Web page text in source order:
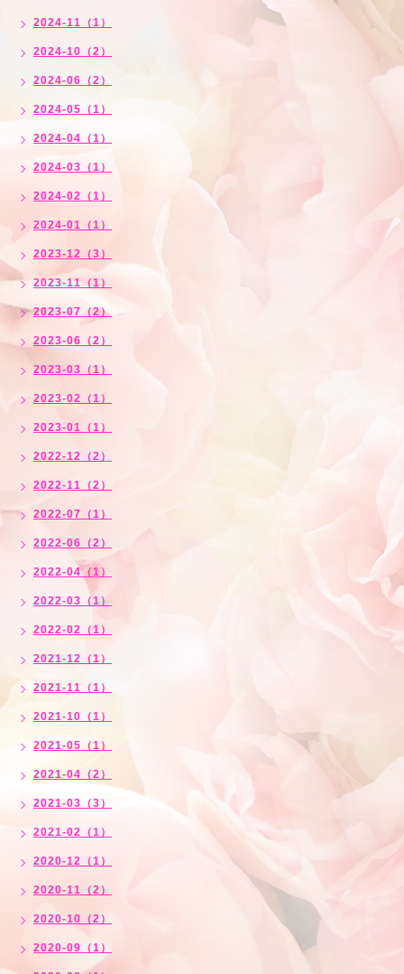
2024-11（1）
2024-10（2）
2024-06（2）
2024-05（1）
2024-04（1）
2024-03（1）
2024-02（1）
2024-01（1）
2023-12（3）
2023-11（1）
2023-07（2）
2023-06（2）
2023-03（1）
2023-02（1）
2023-01（1）
2022-12（2）
2022-11（2）
2022-07（1）
2022-06（2）
2022-04（1）
2022-03（1）
2022-02（1）
2021-12（1）
2021-11（1）
2021-10（1）
2021-05（1）
2021-04（2）
2021-03（3）
2021-02（1）
2020-12（1）
2020-11（2）
2020-10（2）
2020-09（1）